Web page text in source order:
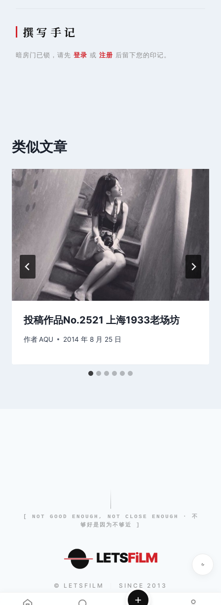
撰 写 手 记
暗房门已锁，请先 登录 或 注册 后留下您的印记。
类似文章
投稿作品No.2521 上海1933老场坊
作者AQU 2014 年 8 月 25 日
[ NOT GOOD ENOUGH, NOT CLOSE ENOUGH · 不
够好是因为不够近 ]
LETSFiLM
© LETSFILM SINCE 2013